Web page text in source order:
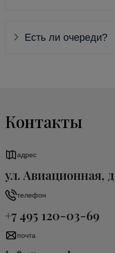
Есть ли очереди?
Контакты
адрес
ул. Авиационная,
телефон
+7 495 120-03-69
почта